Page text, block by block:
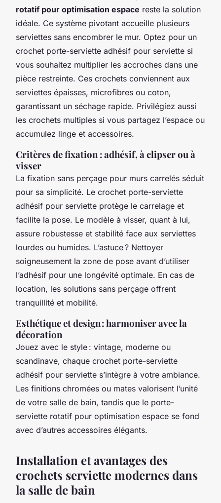
rotatif pour optimisation espace reste la solution
idéale. Ce système pivotant accueille plusieurs
serviettes sans encombrer le mur. Optez pour un
crochet porte-serviette adhésif pour serviette si
vous souhaitez multiplier les accroches dans une
pièce restreinte. Ces crochets conviennent aux
serviettes épaisses, microfibres ou coton,
garantissant un séchage rapide. Privilégiez aussi
les crochets multiples si vous partagez l’espace ou
accumulez linge et accessoires.
Critères de fixation : adhésif, à clipser ou à
visser
La fixation sans perçage pour murs carrelés séduit
pour sa simplicité. Le crochet porte-serviette
adhésif pour serviette protège le carrelage et
facilite la pose. Le modèle à visser, quant à lui,
assure robustesse et stabilité face aux serviettes
lourdes ou humides. L’astuce ? Nettoyer
soigneusement la zone de pose avant d’utiliser
l’adhésif pour une longévité optimale. En cas de
location, les solutions sans perçage offrent
tranquillité et mobilité.
Esthétique et design : harmoniser avec la
décoration
Jouez avec le style : vintage, moderne ou
scandinave, chaque crochet porte-serviette
adhésif pour serviette s’intègre à votre ambiance.
Les finitions chromées ou mates valorisent l’unité
de votre salle de bain, tandis que le porte-
serviette rotatif pour optimisation espace se fond
avec d’autres accessoires élégants.
Installation et avantages des
crochets serviette modernes dans
la salle de bain